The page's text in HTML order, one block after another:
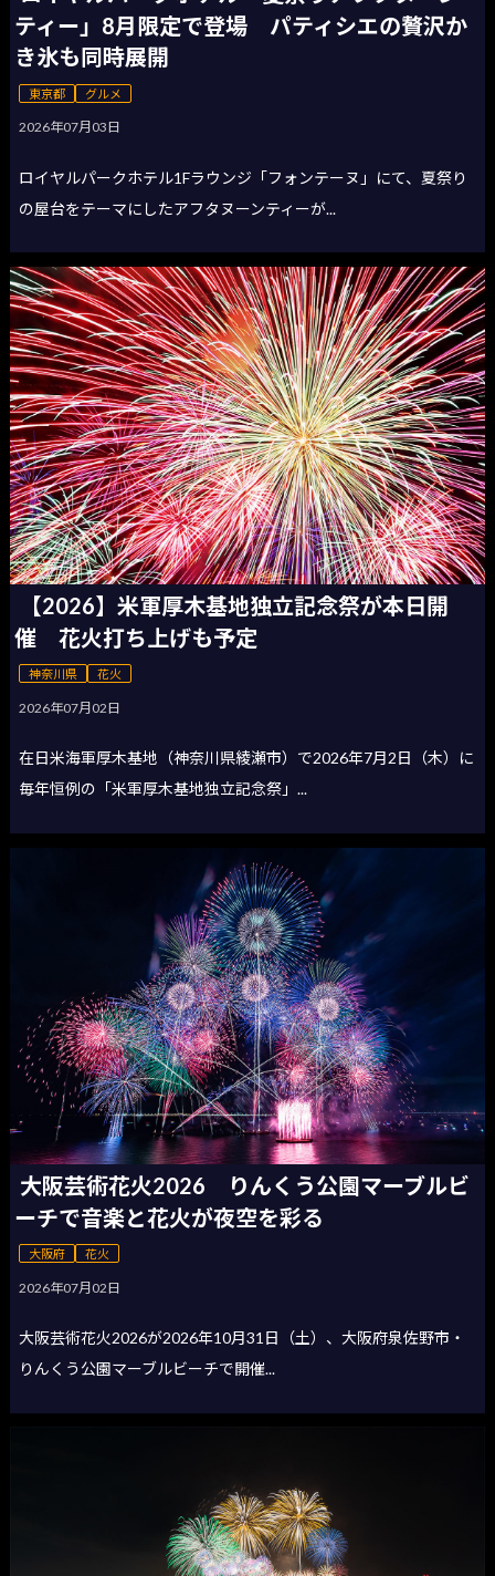
ティー」8月限定で登場 パティシエの贅沢か
き氷も同時展開
東京都 グルメ
2026年07月03日
ロイヤルパークホテル1Fラウンジ「フォンテーヌ」にて、夏祭り
の屋台をテーマにしたアフタヌーンティーが...
【2026】米軍厚木基地独立記念祭が本日開
催 花火打ち上げも予定
神奈川県 花火
2026年07月02日
在日米海軍厚木基地（神奈川県綾瀬市）で2026年7月2日（木）に
毎年恒例の「米軍厚木基地独立記念祭」...
大阪芸術花火2026 りんくう公園マーブルビ
ーチで音楽と花火が夜空を彩る
大阪府 花火
2026年07月02日
大阪芸術花火2026が2026年10月31日（土）、大阪府泉佐野市・
りんくう公園マーブルビーチで開催...